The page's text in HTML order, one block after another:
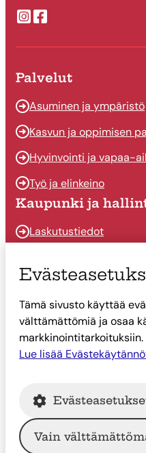
Suonenjoen kaupungin
Suonenjoen
Palvelut
Asuminen ja ympäristö
Kasvun ja oppimisen
Hyvinvointi ja vapaa-
Työ ja elinkeino
Kaupunki ja
Laskutustiedot
Päätöksenteko
Talous
Yhteystiedot
Tietoa
Tietoa Suonenjoesta
Tämä sivusto käyttää
välttämättömiä ja osaa
markkinointitarkoituksiin.
Lue lisää
Vain